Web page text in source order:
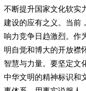
不断提升国家文化软实
建设的应有之义。当前
响力竞争日趋激烈。作
明自觉和博大的开放襟
智慧与力量。要坚定文
中华文明的精神标识和